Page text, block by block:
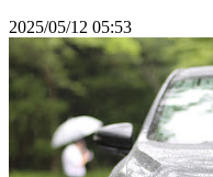
2025/05/12 05:53